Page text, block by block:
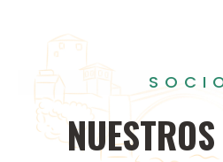
NUESTROS